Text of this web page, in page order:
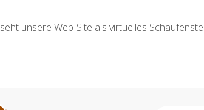
seht unsere Web-Site als virtuelles